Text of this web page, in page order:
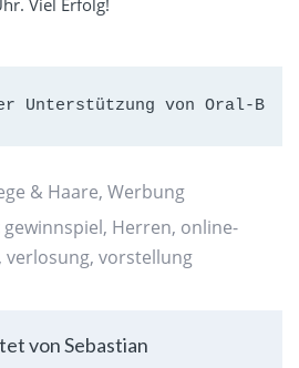
Viel Erfolg!
Unterstützung von Oral-B
& Haare, Werbung
gewinnspiel, Herren, online-
, verlosung, vorstellung
von Sebastian